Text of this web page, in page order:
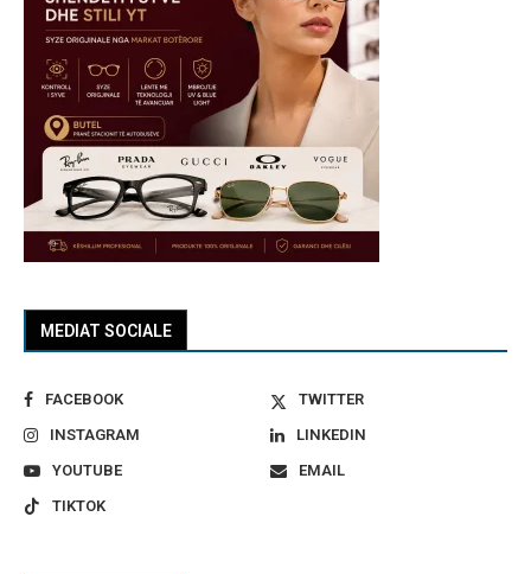
MEDIAT SOCIALE
FACEBOOK
TWITTER
INSTAGRAM
LINKEDIN
YOUTUBE
EMAIL
TIKTOK